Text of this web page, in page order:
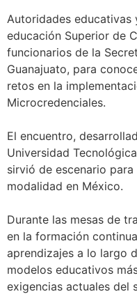
Autoridades
educación Superior de
funcionarios de la
Guanajuato, para
retos en la
Microcredenciales.
El encuentro,
Universidad
sirvió de escenario
modalidad en México.
Durante las mesas de
en la formación
aprendizajes a lo largo
modelos educativos
exigencias actuales del